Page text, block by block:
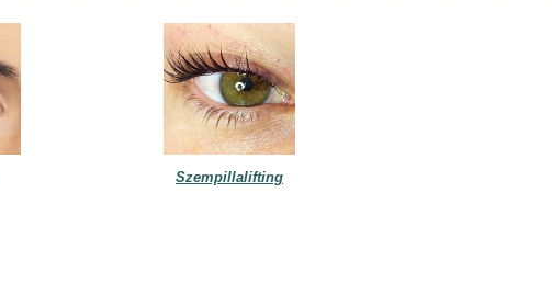
Szempillalifting